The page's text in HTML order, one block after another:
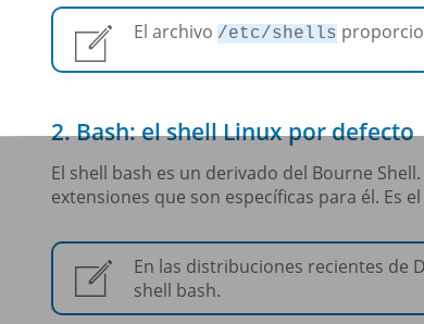
El archivo /etc/shells
2. Bash: el shell Linux por defecto
El shell bash es un derivado del Bourne
extensiones que son específicas para él. Es
En las distribuciones recientes de
shell bash.